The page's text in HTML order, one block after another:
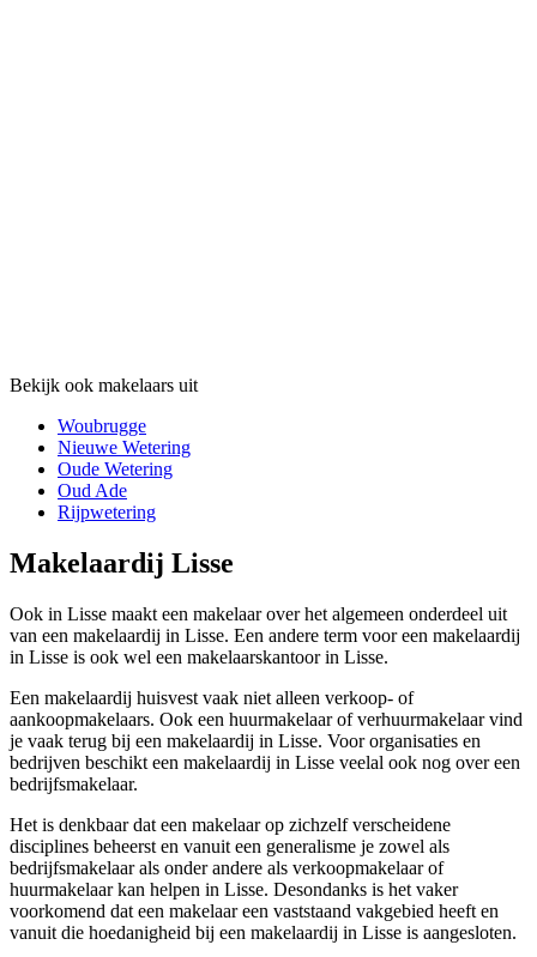
Bekijk ook makelaars uit
Woubrugge
Nieuwe Wetering
Oude Wetering
Oud Ade
Rijpwetering
Makelaardij Lisse
Ook in Lisse maakt een makelaar over het algemeen onderdeel uit
van een makelaardij in Lisse. Een andere term voor een makelaardij
in Lisse is ook wel een makelaarskantoor in Lisse.
Een makelaardij huisvest vaak niet alleen verkoop- of
aankoopmakelaars. Ook een huurmakelaar of verhuurmakelaar vind
je vaak terug bij een makelaardij in Lisse. Voor organisaties en
bedrijven beschikt een makelaardij in Lisse veelal ook nog over een
bedrijfsmakelaar.
Het is denkbaar dat een makelaar op zichzelf verscheidene
disciplines beheerst en vanuit een generalisme je zowel als
bedrijfsmakelaar als onder andere als verkoopmakelaar of
huurmakelaar kan helpen in Lisse. Desondanks is het vaker
voorkomend dat een makelaar een vaststaand vakgebied heeft en
vanuit die hoedanigheid bij een makelaardij in Lisse is aangesloten.